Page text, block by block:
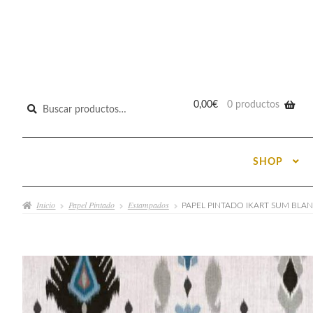
Buscar
0,00€ 0 productos
SHOP
Inicio Papel Pintado Estampados PAPEL PINTADO IKART SUM